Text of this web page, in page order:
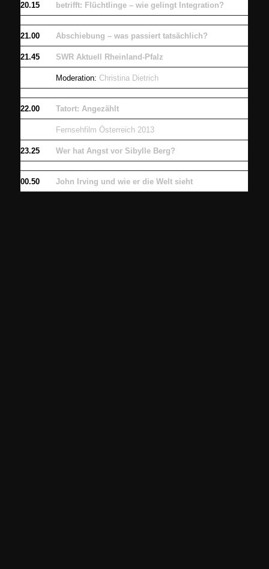
20.15 betrifft: Flüchtlinge – wie gelingt Integration?
21.00 Abschiebung – was passiert tatsächlich?
21.45 SWR Aktuell Rheinland-Pfalz
Moderation: Christina Dietrich
22.00 Tatort: Angezählt
Fernsehfilm Österreich 2013
23.25 Wer hat Angst vor Sibylle Berg?
00.50 John Irving und wie er die Welt sieht